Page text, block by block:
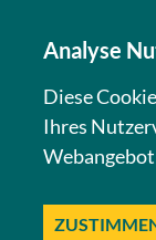
Analyse
Diese
Ihres
IMPRESSUM